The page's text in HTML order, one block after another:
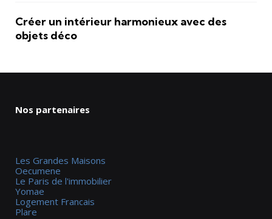
Créer un intérieur harmonieux avec des
objets déco
Nos partenaires
Les Grandes Maisons
Oecumene
Le Paris de l'immobilier
Yomae
Logement Francais
Plare